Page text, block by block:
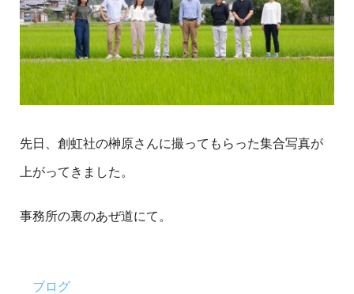
先日、創虹社の榊原さんに撮ってもらった集合写真が
上がってきました。
事務所の裏のあぜ道にて。
ブログ